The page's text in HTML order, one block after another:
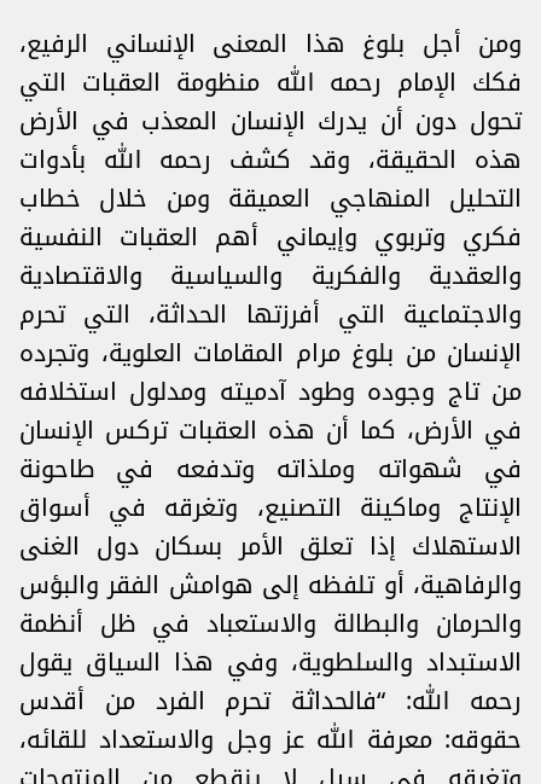
ومن أجل بلوغ هذا المعنى الإنساني الرفيع،
فكك الإمام رحمه الله منظومة العقبات التي
تحول دون أن يدرك الإنسان المعذب في الأرض
هذه الحقيقة، وقد كشف رحمه الله بأدوات
التحليل المنهاجي العميقة ومن خلال خطاب
فكري وتربوي وإيماني أهم العقبات النفسية
والعقدية والفكرية والسياسية والاقتصادية
والاجتماعية التي أفرزتها الحداثة، التي تحرم
الإنسان من بلوغ مرام المقامات العلوية، وتجرده
من تاج وجوده وطود آدميته ومدلول استخلافه
في الأرض، كما أن هذه العقبات تركس الإنسان
في شهواته وملذاته وتدفعه في طاحونة
الإنتاج وماكينة التصنيع، وتغرقه في أسواق
الاستهلاك إذا تعلق الأمر بسكان دول الغنى
والرفاهية، أو تلفظه إلى هوامش الفقر والبؤس
والحرمان والبطالة والاستعباد في ظل أنظمة
الاستبداد والسلطوية، وفي هذا السياق يقول
رحمه الله: “فالحداثة تحرم الفرد من أقدس
حقوقه: معرفة الله عز وجل والاستعداد للقائه،